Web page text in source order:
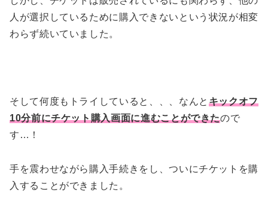
人が選択しているために購入できないという状況が相変
わらず続いていました。
そして何度もトライしていると、、、なんと キックオフ
10分前にチケット購入画面に進むことができたので
す…！
手を震わせながら購入手続きをし、ついにチケットを購
入することができました。